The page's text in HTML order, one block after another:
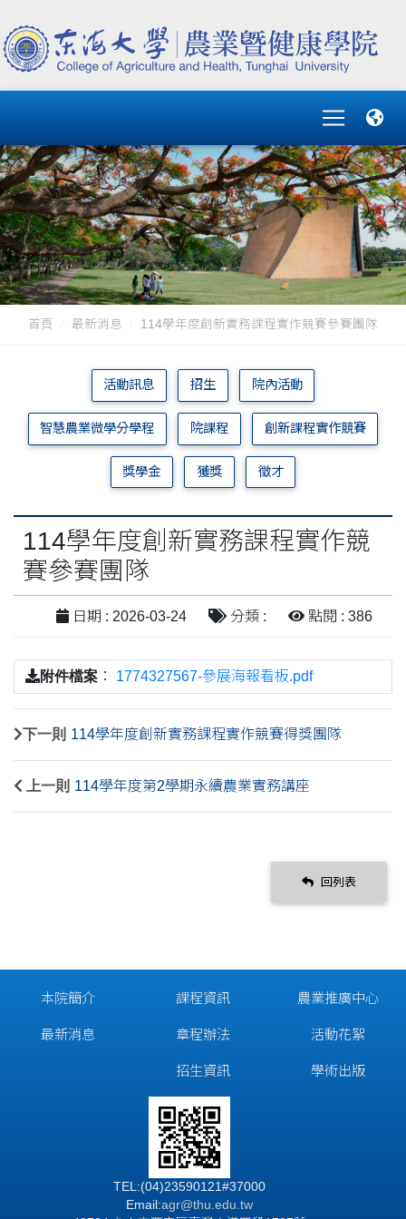
首頁 最新消息 114學年度創新實務課程實作競賽參賽團隊
活動訊息 招生 院內活動
智慧農業微學分學程 院課程 創新課程實作競賽
獎學金 獲獎 徵才
114學年度創新實務課程實作競
賽參賽團隊
日期 : 2026-03-24 分類 : 點閱 : 386
附件檔案 ： 1774327567-參展海報看板.pdf
下一則 114學年度創新實務課程實作競賽得獎團隊
上一則 114學年度第2學期永續農業實務講座
回列表
本院簡介
最新消息
課程資訊
章程辦法
招生資訊
農業推廣中心
活動花絮
學術出版
TEL:(04)23590121#37000
Email:agr@thu.edu.tw